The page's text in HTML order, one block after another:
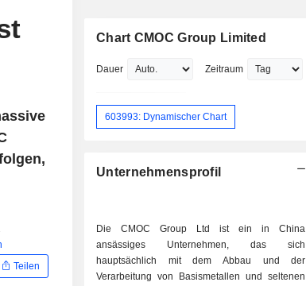
Teilen
Chart CMOC Group Limited
Dauer Zeitraum
603993: Dynamischer Chart
Unternehmensprofil
Die CMOC Group Ltd ist ein in China
ansässiges Unternehmen, das sich
hauptsächlich mit dem Abbau und der
Verarbeitung von Basismetallen und seltenen